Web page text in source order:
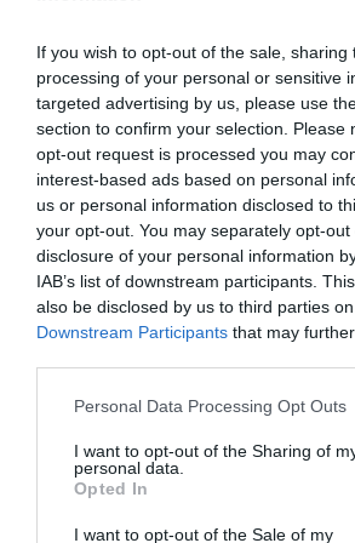
If you wish to opt-out of the sale, sharing
processing of your personal or sensitive
targeted advertising by us, please use
section to confirm your selection. Please
opt-out request is processed you may
interest-based ads based on personal
us or personal information disclosed to
your opt-out. You may separately opt-
disclosure of your personal information
IAB’s list of downstream participants.
also be disclosed by us to third parties
Downstream Participants that may
Personal Data Processing Opt Outs
I want to opt-out of the Sharing of
personal data.
Opted In
I want to opt-out of the Sale of my
necesidad del turista de
hasta el momento no había
Para aprovechar esta querencia,
puesto en marcha la primera
por experiencias. "A la gente
probar cosas nuevas, por eso
el que diferencia cada espacio,
la especialización", resume
van "más allá de la tienda y que
bungalous, ocio, animación o
camping pequeño tiene mucho